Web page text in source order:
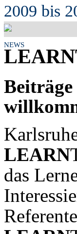
2009 bis
NEWS
LEARN
LEARN
das